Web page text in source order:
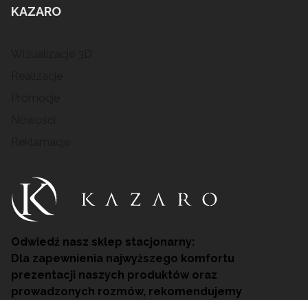
KAZARO
Odwiedź nasz sklep stacjonarny:
Dla zapewnienia najwyższego komfortu
prezentacji naszych produktów oraz
prowadzonych rozmów, rekomendujemy